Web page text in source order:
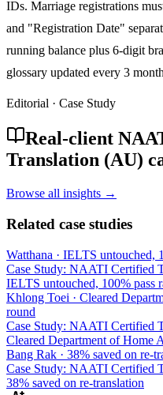
IDs. Marriage registrations
and "Registration Date"
running balance plus 6-digit
glossary updated every 3
Editorial · Case Study
Real-client
Translation (AU)
Browse all insights →
Related case studies
Watthana · IELTS untouched,
Case Study: NAATI Certified
IELTS untouched, 100% pass
Khlong Toei · Cleared
round
Case Study: NAATI
Cleared Department of Home
Bang Rak · 38% saved on re-
Case Study: NAATI Certified
38% saved on re-translation